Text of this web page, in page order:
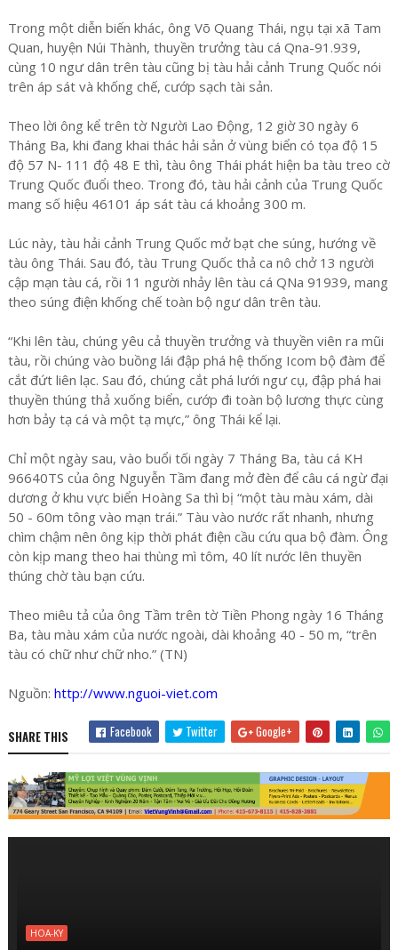
Trong một diễn biến khác, ông Võ Quang Thái, ngụ tại xã Tam
Quan, huyện Núi Thành, thuyền trưởng tàu cá Qna-91.939,
cùng 10 ngư dân trên tàu cũng bị tàu hải cảnh Trung Quốc nói
trên áp sát và khống chế, cướp sạch tài sản.
Theo lời ông kể trên tờ Người Lao Động, 12 giờ 30 ngày 6
Tháng Ba, khi đang khai thác hải sản ở vùng biển có tọa độ 15
độ 57 N- 111 độ 48 E thì, tàu ông Thái phát hiện ba tàu treo cờ
Trung Quốc đuổi theo. Trong đó, tàu hải cảnh của Trung Quốc
mang số hiệu 46101 áp sát tàu cá khoảng 300 m.
Lúc này, tàu hải cảnh Trung Quốc mở bạt che súng, hướng về
tàu ông Thái. Sau đó, tàu Trung Quốc thả ca nô chở 13 người
cập mạn tàu cá, rồi 11 người nhảy lên tàu cá QNa 91939, mang
theo súng điện khống chế toàn bộ ngư dân trên tàu.
“Khi lên tàu, chúng yêu cả thuyền trưởng và thuyền viên ra mũi
tàu, rồi chúng vào buồng lái đập phá hệ thống Icom bộ đàm để
cắt đứt liên lạc. Sau đó, chúng cắt phá lưới ngư cụ, đập phá hai
thuyền thúng thả xuống biển, cướp đi toàn bộ lương thực cùng
hơn bảy tạ cá và một tạ mực,” ông Thái kể lại.
Chỉ một ngày sau, vào buổi tối ngày 7 Tháng Ba, tàu cá KH
96640TS của ông Nguyễn Tầm đang mở đèn để câu cá ngừ đại
dương ở khu vực biển Hoàng Sa thì bị “một tàu màu xám, dài
50 - 60m tông vào mạn trái.” Tàu vào nước rất nhanh, nhưng
chìm chậm nên ông kịp thời phát điện cầu cứu qua bộ đàm. Ông
còn kịp mang theo hai thùng mì tôm, 40 lít nước lên thuyền
thúng chờ tàu bạn cứu.
Theo miêu tả của ông Tầm trên tờ Tiền Phong ngày 16 Tháng
Ba, tàu màu xám của nước ngoài, dài khoảng 40 - 50 m, “trên
tàu có chữ như chữ nho.” (TN)
Nguồn: http://www.nguoi-viet.com
SHARE THIS Facebook Twitter Google+
HOA-KY